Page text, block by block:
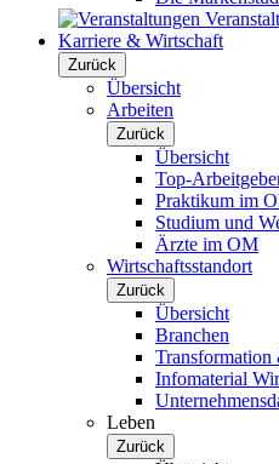
Karriere & Wirtschaft
Zurück
Übersicht
Arbeiten
Zurück
Übersicht
Top-
Praktikum im
Studium und
Ärzte im OM
Wirtschaftsstandort
Zurück
Übersicht
Branchen
Infomaterial
Leben
Zurück